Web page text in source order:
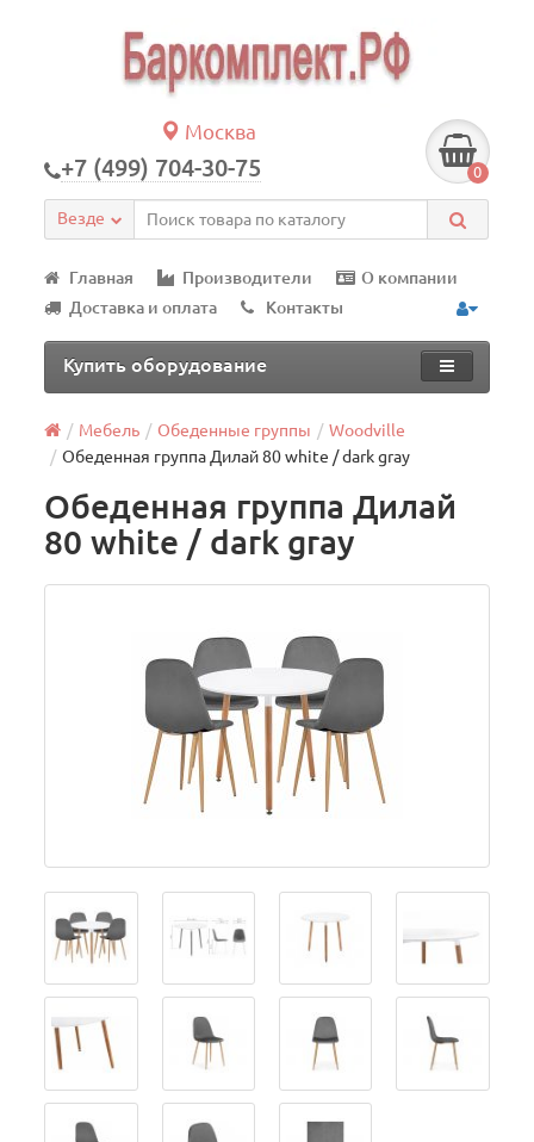
Москва
+7 (499) 704-30-75 0
Везде
Главная Производители
О компании
Доставка и оплата
Контакты
Купить оборудование
Мебель Обеденные группы
Woodville
Обеденная группа Дилай 80 white / dark gray
Обеденная группа Дилай
80 white / dark gray